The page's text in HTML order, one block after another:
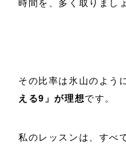
時間を、多く取りまし
その比率は氷山のよう
える9」が理想です。
私のレッスンは、すべ